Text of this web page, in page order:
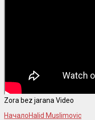
Zora bez jarana Video
НачалоHalid Muslimovic